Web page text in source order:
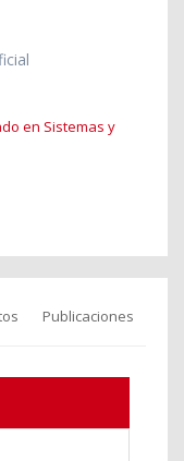
en Sistemas y
Publicaciones